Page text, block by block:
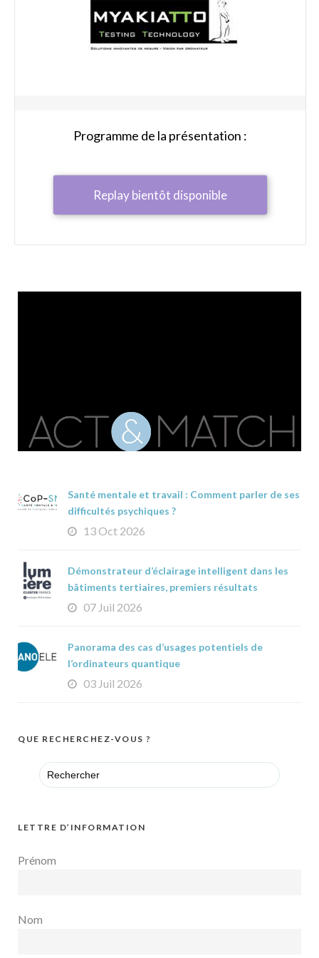
Programme de la présentation :
Replay bientôt disponible
Santé mentale et travail : Comment parler de ses
difficultés psychiques ?
13 Oct 2026
Démonstrateur d’éclairage intelligent dans les
bâtiments tertiaires, premiers résultats
07 Juil 2026
Panorama des cas d’usages potentiels de
l’ordinateurs quantique
03 Juil 2026
QUE RECHERCHEZ-VOUS ?
Search
for:
LETTRE D’INFORMATION
Prénom
Nom